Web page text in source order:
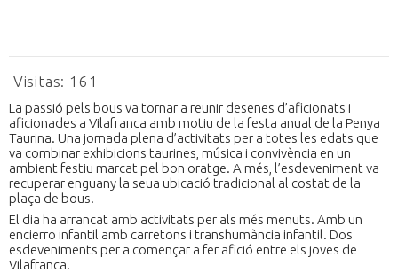
Visitas: 161
La passió pels bous va tornar a reunir desenes d’aficionats i
aficionades a Vilafranca amb motiu de la festa anual de la Penya
Taurina. Una jornada plena d’activitats per a totes les edats que
va combinar exhibicions taurines, música i convivència en un
ambient festiu marcat pel bon oratge. A més, l’esdeveniment va
recuperar enguany la seua ubicació tradicional al costat de la
plaça de bous.
El dia ha arrancat amb activitats per als més menuts. Amb un
encierro infantil amb carretons i transhumància infantil. Dos
esdeveniments per a començar a fer afició entre els joves de
Vilafranca.